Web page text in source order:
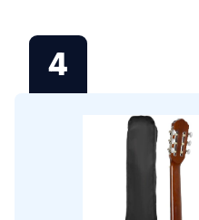
4